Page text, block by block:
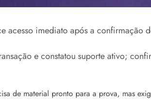
acesso imediato após a confirmação
e constatou suporte ativo;
de material pronto para a prova, mas